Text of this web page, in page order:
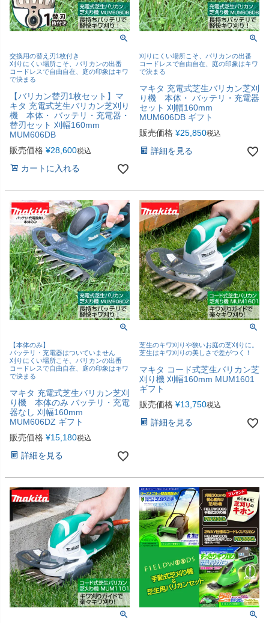
交換用の替え刃1枚付き
刈りにくい場所こそ、バリカンの出番
コードレスで自由自在、庭の印象はキワ
で決まる
【バリカン替刃1枚セット】マ
キタ 充電式芝生バリカン芝刈り
機 本体・ バッテリ・充電器・
替刃セット 刈幅160mm
MUM606DB
販売価格 ¥28,600税込
カートに入れる
刈りにくい場所こそ、バリカンの出番
コードレスで自由自在、庭の印象はキワ
で決まる
マキタ 充電式芝生バリカン芝刈
り機 本体・ バッテリ・充電器
セット 刈幅160mm
MUM606DB ギフト
販売価格 ¥25,850税込
詳細を見る
【本体のみ】
バッテリ・充電器はついていません
刈りにくい場所こそ、バリカンの出番
コードレスで自由自在、庭の印象はキワ
で決まる
マキタ 充電式芝生バリカン芝刈
り機 本体のみ バッテリ・充電
器なし 刈幅160mm
MUM606DZ ギフト
販売価格 ¥15,180税込
詳細を見る
芝生のキワ刈りや狭いお庭の芝刈りに。
芝生はキワ刈りの美しさで差がつく！
マキタ コード式芝生バリカン芝
刈り機 刈幅160mm MUM1601
ギフト
販売価格 ¥13,750税込
詳細を見る